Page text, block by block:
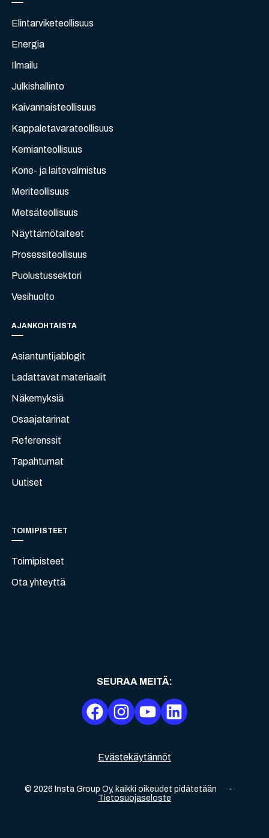
Elintarviketeollisuus
Energia
Ilmailu
Julkishallinto
Kaivannaisteollisuus
Kappaletavarateollisuus
Kemianteollisuus
Kone- ja laitevalmistus
Meriteollisuus
Metsäteollisuus
Näyttämötaiteet
Prosessiteollisuus
Puolustussektori
Vesihuolto
AJANKOHTAISTA
Asiantuntijablogit
Ladattavat materiaalit
Näkemyksiä
Osaajatarinat
Referenssit
Tapahtumat
Uutiset
TOIMIPISTEET
Toimipisteet
Ota yhteyttä
Evästekäytännöt
© 2026 Insta Group Oy, kaikki oikeudet pidätetään
-
Tietosuojaseloste
SEURAA MEITÄ: